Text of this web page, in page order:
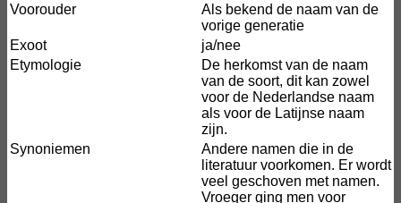
Voorouder
Als bekend de naam van de
vorige generatie
Exoot
ja/nee
Etymologie
De herkomst van de naam
van de soort, dit kan zowel
voor de Nederlandse naam
als voor de Latijnse naam
zijn.
Synoniemen
Andere namen die in de
literatuur voorkomen. Er wordt
veel geschoven met namen.
Vroeger ging men voor